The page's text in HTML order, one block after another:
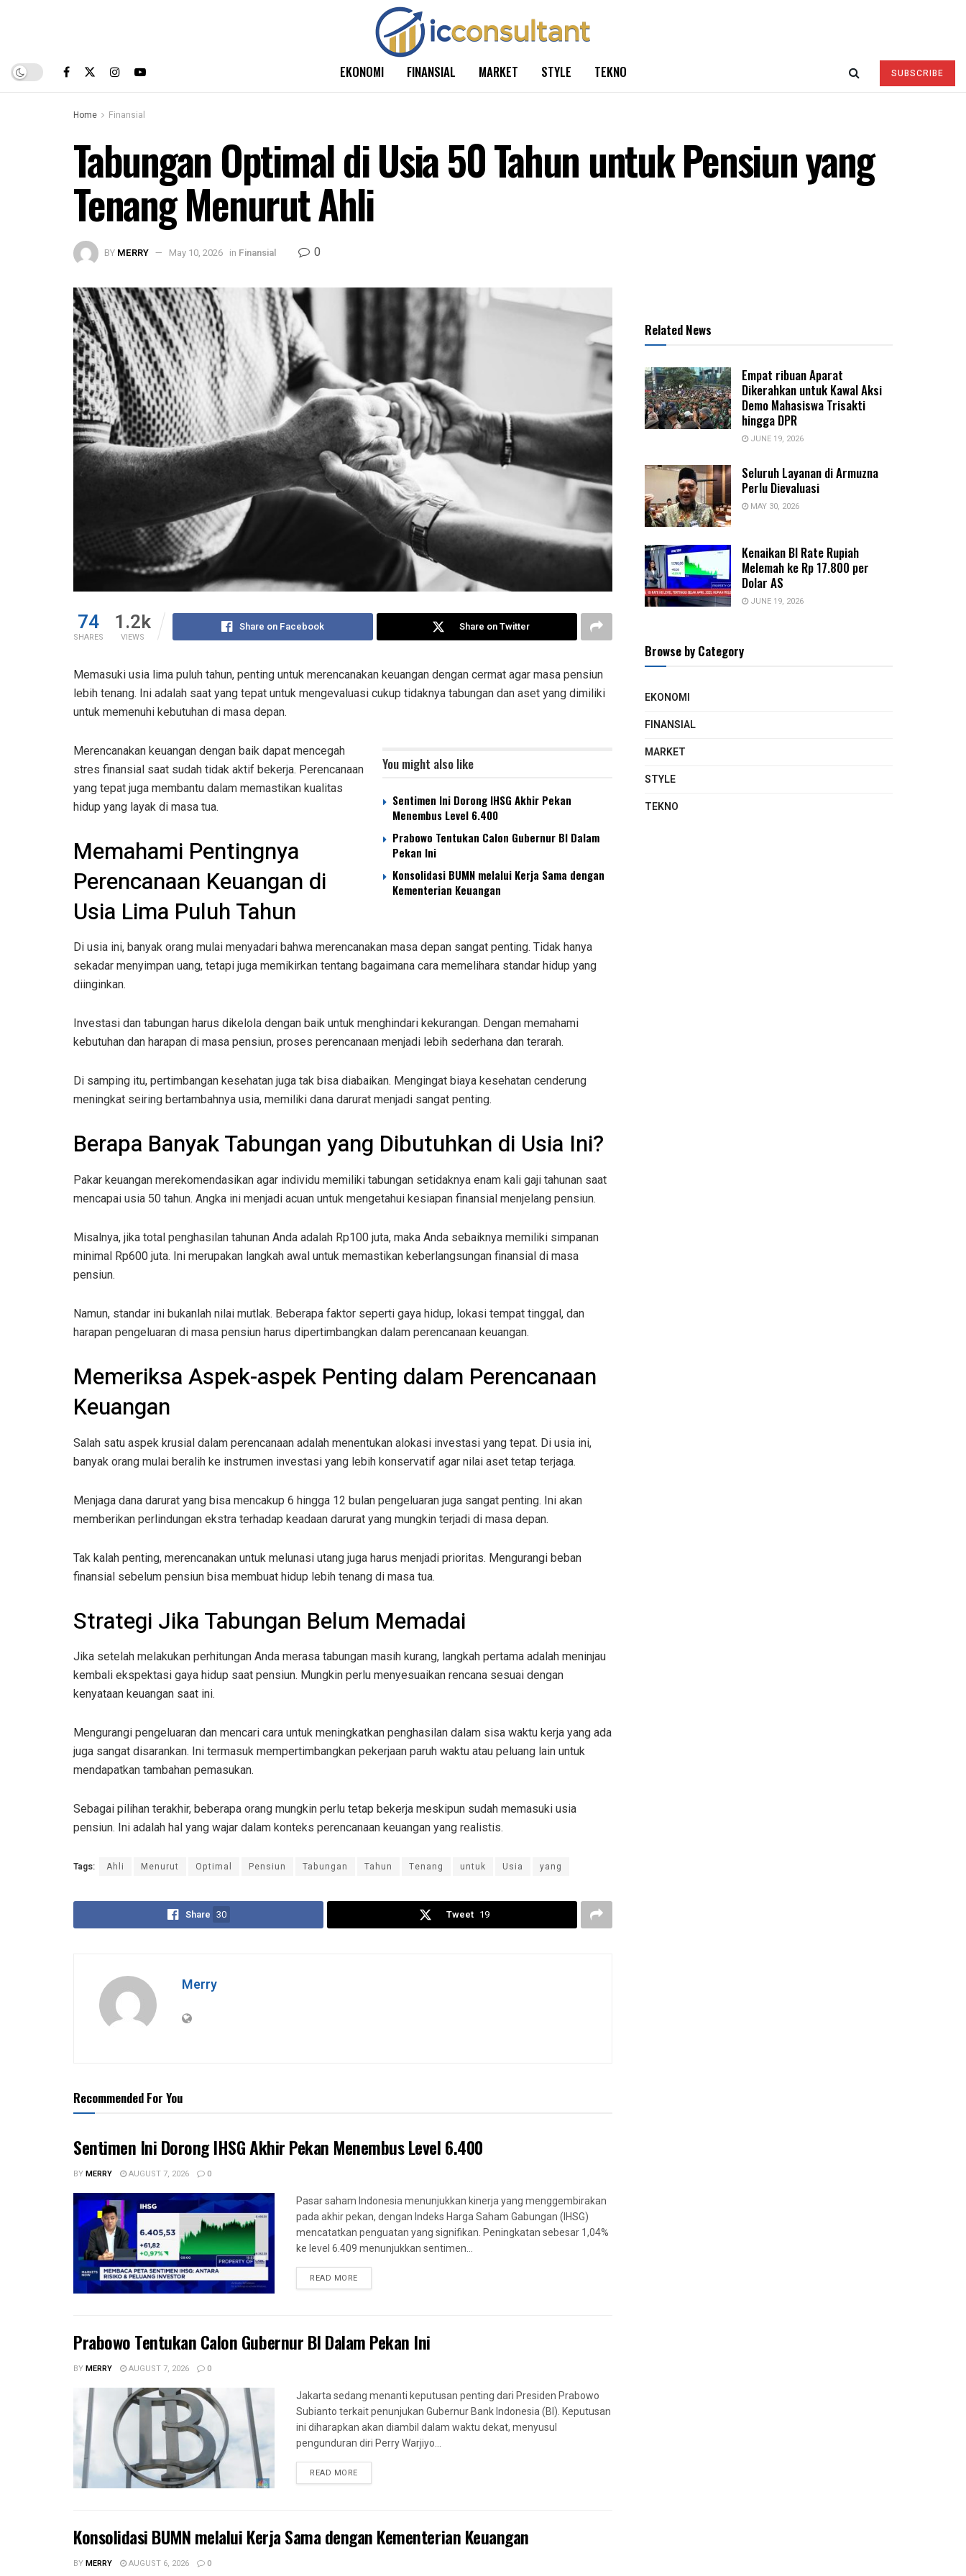
EKONOMI FINANSIAL MARKET STYLE TEKNO SUBSCRIBE
Home Finansial
Tabungan Optimal di Usia 50 Tahun untuk Pensiun yang
Tenang Menurut Ahli
BY MERRY May 10, 2026 in Finansial 0
74
SHARES
1.2k
VIEWS
Share on Facebook Share on Twitter
Memasuki usia lima puluh tahun, penting untuk merencanakan keuangan dengan cermat agar masa pensiun
lebih tenang. Ini adalah saat yang tepat untuk mengevaluasi cukup tidaknya tabungan dan aset yang dimiliki
untuk memenuhi kebutuhan di masa depan.
You might also like
Sentimen Ini Dorong IHSG Akhir Pekan
Menembus Level 6.400
Prabowo Tentukan Calon Gubernur BI Dalam
Pekan Ini
Konsolidasi BUMN melalui Kerja Sama dengan
Kementerian Keuangan
Merencanakan keuangan dengan baik dapat mencegah
stres finansial saat sudah tidak aktif bekerja. Perencanaan
yang tepat juga membantu dalam memastikan kualitas
hidup yang layak di masa tua.
Memahami Pentingnya
Perencanaan Keuangan di
Usia Lima Puluh Tahun
Di usia ini, banyak orang mulai menyadari bahwa merencanakan masa depan sangat penting. Tidak hanya
sekadar menyimpan uang, tetapi juga memikirkan tentang bagaimana cara memelihara standar hidup yang
diinginkan.
Investasi dan tabungan harus dikelola dengan baik untuk menghindari kekurangan. Dengan memahami
kebutuhan dan harapan di masa pensiun, proses perencanaan menjadi lebih sederhana dan terarah.
Di samping itu, pertimbangan kesehatan juga tak bisa diabaikan. Mengingat biaya kesehatan cenderung
meningkat seiring bertambahnya usia, memiliki dana darurat menjadi sangat penting.
Berapa Banyak Tabungan yang Dibutuhkan di Usia Ini?
Pakar keuangan merekomendasikan agar individu memiliki tabungan setidaknya enam kali gaji tahunan saat
mencapai usia 50 tahun. Angka ini menjadi acuan untuk mengetahui kesiapan finansial menjelang pensiun.
Misalnya, jika total penghasilan tahunan Anda adalah Rp100 juta, maka Anda sebaiknya memiliki simpanan
minimal Rp600 juta. Ini merupakan langkah awal untuk memastikan keberlangsungan finansial di masa
pensiun.
Namun, standar ini bukanlah nilai mutlak. Beberapa faktor seperti gaya hidup, lokasi tempat tinggal, dan
harapan pengeluaran di masa pensiun harus dipertimbangkan dalam perencanaan keuangan.
Memeriksa Aspek-aspek Penting dalam Perencanaan
Keuangan
Salah satu aspek krusial dalam perencanaan adalah menentukan alokasi investasi yang tepat. Di usia ini,
banyak orang mulai beralih ke instrumen investasi yang lebih konservatif agar nilai aset tetap terjaga.
Menjaga dana darurat yang bisa mencakup 6 hingga 12 bulan pengeluaran juga sangat penting. Ini akan
memberikan perlindungan ekstra terhadap keadaan darurat yang mungkin terjadi di masa depan.
Tak kalah penting, merencanakan untuk melunasi utang juga harus menjadi prioritas. Mengurangi beban
finansial sebelum pensiun bisa membuat hidup lebih tenang di masa tua.
Strategi Jika Tabungan Belum Memadai
Jika setelah melakukan perhitungan Anda merasa tabungan masih kurang, langkah pertama adalah meninjau
kembali ekspektasi gaya hidup saat pensiun. Mungkin perlu menyesuaikan rencana sesuai dengan
kenyataan keuangan saat ini.
Mengurangi pengeluaran dan mencari cara untuk meningkatkan penghasilan dalam sisa waktu kerja yang ada
juga sangat disarankan. Ini termasuk mempertimbangkan pekerjaan paruh waktu atau peluang lain untuk
mendapatkan tambahan pemasukan.
Sebagai pilihan terakhir, beberapa orang mungkin perlu tetap bekerja meskipun sudah memasuki usia
pensiun. Ini adalah hal yang wajar dalam konteks perencanaan keuangan yang realistis.
Tags: Ahli Menurut Optimal Pensiun Tabungan Tahun Tenang untuk Usia yang
Share 30 Tweet 19
Merry
Recommended For You
Sentimen Ini Dorong IHSG Akhir Pekan Menembus Level 6.400
BYMERRY AUGUST 7, 2026 0
Pasar saham Indonesia menunjukkan kinerja yang menggembirakan
pada akhir pekan, dengan Indeks Harga Saham Gabungan (IHSG)
mencatatkan penguatan yang signifikan. Peningkatan sebesar 1,04%
ke level 6.409 menunjukkan sentimen...
READ MORE
Prabowo Tentukan Calon Gubernur BI Dalam Pekan Ini
BYMERRY AUGUST 7, 2026 0
Jakarta sedang menanti keputusan penting dari Presiden Prabowo
Subianto terkait penunjukan Gubernur Bank Indonesia (BI). Keputusan
ini diharapkan akan diambil dalam waktu dekat, menyusul
pengunduran diri Perry Warjiyo...
READ MORE
Konsolidasi BUMN melalui Kerja Sama dengan Kementerian Keuangan
BYMERRY AUGUST 6, 2026 0
Related News
Empat ribuan Aparat
Dikerahkan untuk Kawal Aksi
Demo Mahasiswa Trisakti
hingga DPR
JUNE 19, 2026
Seluruh Layanan di Armuzna
Perlu Dievaluasi
MAY 30, 2026
Kenaikan BI Rate Rupiah
Melemah ke Rp 17.800 per
Dolar AS
JUNE 19, 2026
Browse by Category
EKONOMI
FINANSIAL
MARKET
STYLE
TEKNO